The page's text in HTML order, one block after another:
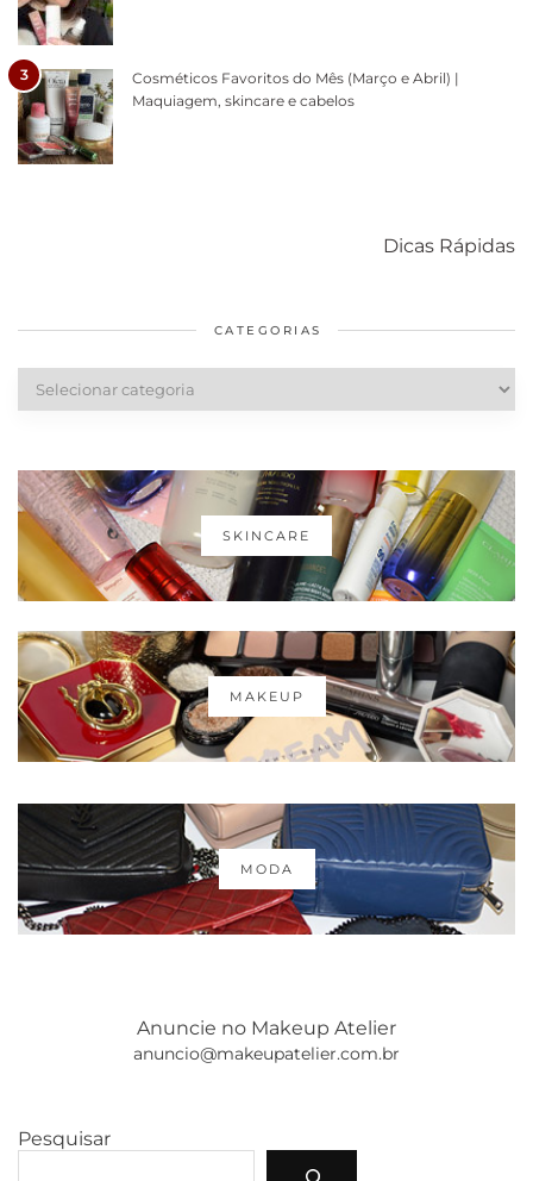
3
Cosméticos Favoritos do Mês (Março e Abril) |
Maquiagem, skincare e cabelos
Dicas Rápidas
diários
cabelos
CATEGORIAS
Categorias
SKINCARE
MAKEUP
MODA
Anuncie no Makeup Atelier
anuncio@makeupatelier.com.br
Pesquisar